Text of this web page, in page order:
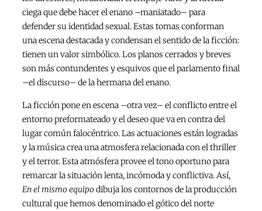
ciega que debe hacer el enano –maniatado– para
defender su identidad sexual. Estas tomas conforman
una escena destacada y condensan el sentido de la ficción:
tienen un valor simbólico. Los planos cerrados y breves
son más contundentes y esquivos que el parlamento final
–el discurso– de la hermana del enano.
La ficción pone en escena –otra vez– el conflicto entre el
entorno preformateado y el deseo que va en contra del
lugar común falocéntrico. Las actuaciones están logradas
y la música crea una atmosfera relacionada con el thriller
y el terror. Esta atmósfera provee el tono oportuno para
remarcar la situación lenta, incómoda y conflictiva. Así,
En el mismo equipodibuja los contornos de la producción
cultural que hemos denominado el gótico del norte